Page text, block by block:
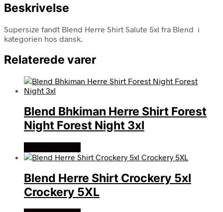
Beskrivelse
Supersize fandt Blend Herre Shirt Salute 5xl fra Blend i
kategorien hos dansk.
Relaterede varer
Blend Bhkiman Herre Shirt Forest
Night Forest Night 3xl
Blend Herre Shirt Crockery 5xl
Crockery 5XL